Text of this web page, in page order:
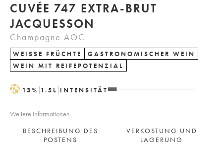
CUVÉE 747 EXTRA-BRUT
JACQUESSON
Champagne AOC
WEISSE FRÜCHTE
GASTRONOMISCHER WEIN
WEIN MIT REIFEPOTENZIAL
H 13% 1.5 L INTENSITÄT
Weitere Informationen
BESCHREIBUNG DES
POSTENS
VERKOSTUNG UND
LAGERUNG